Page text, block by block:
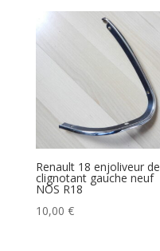
Renault 18 enjoliveur de
clignotant gauche neuf
NOS R18
10,00 €